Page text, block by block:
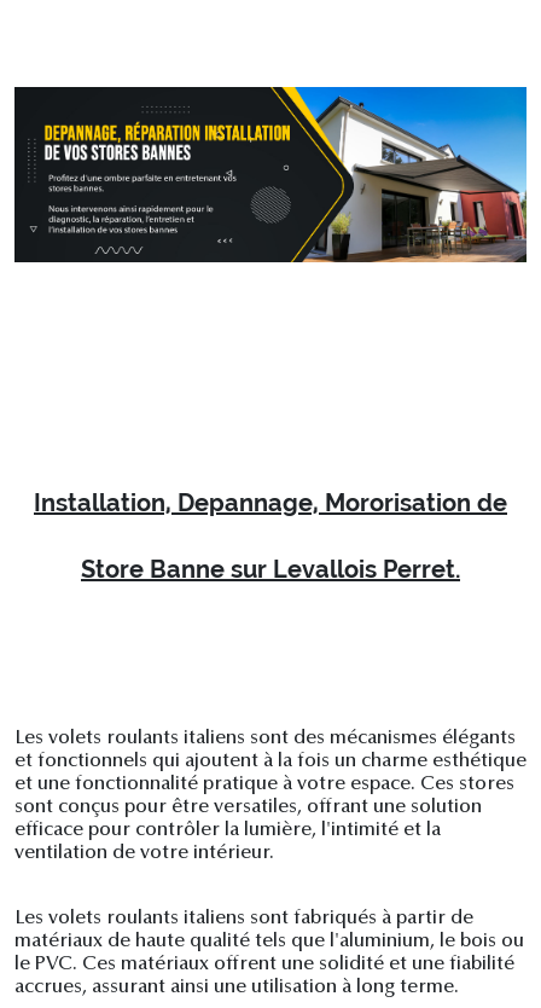
Installation, Depannage, Mororisation de
Store Banne sur Levallois Perret.
Les volets roulants italiens sont des mécanismes élégants
et fonctionnels qui ajoutent à la fois un charme esthétique
et une fonctionnalité pratique à votre espace. Ces stores
sont conçus pour être versatiles, offrant une solution
efficace pour contrôler la lumière, l'intimité et la
ventilation de votre intérieur.
Les volets roulants italiens sont fabriqués à partir de
matériaux de haute qualité tels que l'aluminium, le bois ou
le PVC. Ces matériaux offrent une solidité et une fiabilité
accrues, assurant ainsi une utilisation à long terme.